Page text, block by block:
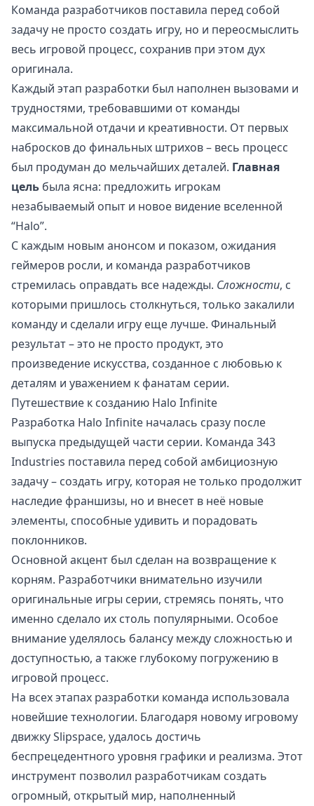
Команда разработчиков поставила перед собой
задачу не просто создать игру, но и переосмыслить
весь игровой процесс, сохранив при этом дух
оригинала.
Каждый этап разработки был наполнен вызовами и
трудностями, требовавшими от команды
максимальной отдачи и креативности. От первых
набросков до финальных штрихов – весь процесс
был продуман до мельчайших деталей. Главная
цель была ясна: предложить игрокам
незабываемый опыт и новое видение вселенной
“Halo”.
С каждым новым анонсом и показом, ожидания
геймеров росли, и команда разработчиков
стремилась оправдать все надежды. Сложности, с
которыми пришлось столкнуться, только закалили
команду и сделали игру еще лучше. Финальный
результат – это не просто продукт, это
произведение искусства, созданное с любовью к
деталям и уважением к фанатам серии.
Путешествие к созданию Halo Infinite
Разработка Halo Infinite началась сразу после
выпуска предыдущей части серии. Команда 343
Industries поставила перед собой амбициозную
задачу – создать игру, которая не только продолжит
наследие франшизы, но и внесет в неё новые
элементы, способные удивить и порадовать
поклонников.
Основной акцент был сделан на возвращение к
корням. Разработчики внимательно изучили
оригинальные игры серии, стремясь понять, что
именно сделало их столь популярными. Особое
внимание уделялось балансу между сложностью и
доступностью, а также глубокому погружению в
игровой процесс.
На всех этапах разработки команда использовала
новейшие технологии. Благодаря новому игровому
движку Slipspace, удалось достичь
беспрецедентного уровня графики и реализма. Этот
инструмент позволил разработчикам создать
огромный, открытый мир, наполненный